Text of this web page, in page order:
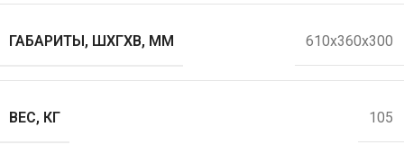
ГАБАРИТЫ, ШХГХВ, ММ 610x360x300
ВЕС, КГ 105